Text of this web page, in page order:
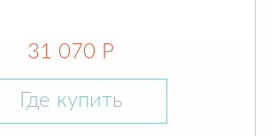
31 070 Р
Где купить